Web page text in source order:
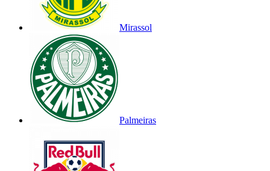
Mirassol
Palmeiras